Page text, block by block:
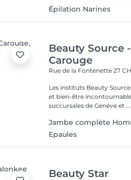
Épilation Narines
Beauty Source
Carouge
Rue de la Fontenette 27
Les instituts Beauty
et bien-être
succursales de Genève et ...
Jambe complète
Epaules
Beauty Star